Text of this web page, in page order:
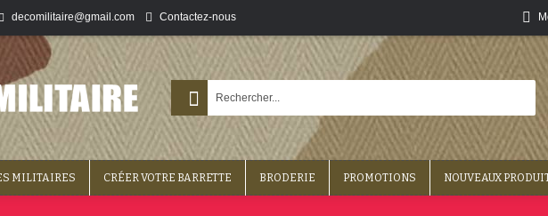
decomilitaire@gmail.com Contactez-nous
MILITAIRES CRÉER VOTRE BARRETTE BRODERIE PROMOTIONS NOUVEAUX